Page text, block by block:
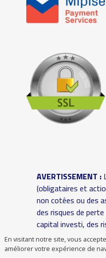
En visitant notre site, vous
améliorer votre expérience de
AVERTISSEMENT :
(obligataires et
non cotées ou des
des risques de
capital investi, des
revente des titres
peut être incertaine